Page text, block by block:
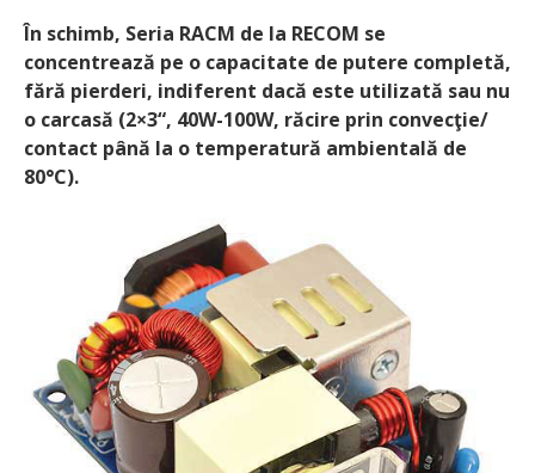
În schimb, Seria RACM de la RECOM se
concentrează pe o capacitate de putere completă,
fără pierderi, indiferent dacă este utilizată sau nu
o carcasă (2×3“, 40W-100W, răcire prin convecţie/
contact până la o temperatură ambientală de
80°C).